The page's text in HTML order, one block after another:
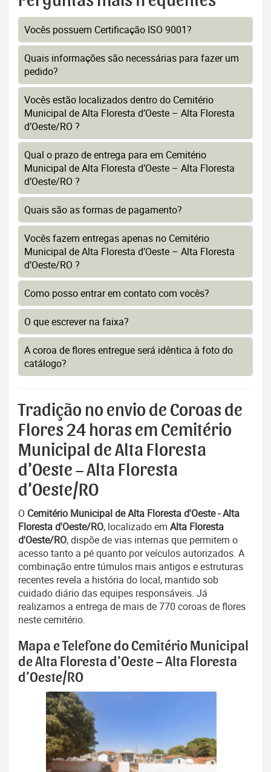
Vocês possuem Certificação ISO 9001?
Quais informações são necessárias para fazer um
pedido?
Vocês estão localizados dentro do Cemitério
Municipal de Alta Floresta d’Oeste – Alta Floresta
d’Oeste/RO ?
Qual o prazo de entrega para em Cemitério
Municipal de Alta Floresta d’Oeste – Alta Floresta
d’Oeste/RO ?
Quais são as formas de pagamento?
Vocês fazem entregas apenas no Cemitério
Municipal de Alta Floresta d’Oeste – Alta Floresta
d’Oeste/RO ?
Como posso entrar em contato com vocês?
O que escrever na faixa?
A coroa de flores entregue será idêntica à foto do
catálogo?
Tradição no envio de Coroas de
Flores 24 horas em Cemitério
Municipal de Alta Floresta
d’Oeste – Alta Floresta
d’Oeste/RO
O Cemitério Municipal de Alta Floresta d'Oeste - Alta
Floresta d'Oeste/RO, localizado em Alta Floresta
d'Oeste/RO, dispõe de vias internas que permitem o
acesso tanto a pé quanto por veículos autorizados. A
combinação entre túmulos mais antigos e estruturas
recentes revela a história do local, mantido sob
cuidado diário das equipes responsáveis. Já
realizamos a entrega de mais de 770 coroas de flores
neste cemitério.
Mapa e Telefone do Cemitério Municipal
de Alta Floresta d’Oeste – Alta Floresta
d’Oeste/RO